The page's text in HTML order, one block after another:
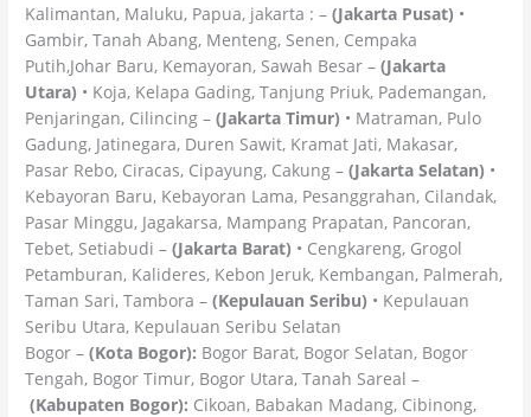
Kalimantan, Maluku, Papua, jakarta : –(Jakarta Pusat) •
Gambir, Tanah Abang, Menteng, Senen, Cempaka
Putih,Johar Baru, Kemayoran, Sawah Besar –(Jakarta
Utara) • Koja, Kelapa Gading, Tanjung Priuk, Pademangan,
Penjaringan, Cilincing –(Jakarta Timur) • Matraman, Pulo
Gadung, Jatinegara, Duren Sawit, Kramat Jati, Makasar,
Pasar Rebo, Ciracas, Cipayung, Cakung –(Jakarta Selatan) •
Kebayoran Baru, Kebayoran Lama, Pesanggrahan, Cilandak,
Pasar Minggu, Jagakarsa, Mampang Prapatan, Pancoran,
Tebet, Setiabudi –(Jakarta Barat) • Cengkareng, Grogol
Petamburan, Kalideres, Kebon Jeruk, Kembangan, Palmerah,
Taman Sari, Tambora –(Kepulauan Seribu) • Kepulauan
Seribu Utara, Kepulauan Seribu Selatan
Bogor –(Kota Bogor): Bogor Barat, Bogor Selatan, Bogor
Tengah, Bogor Timur, Bogor Utara, Tanah Sareal –
(Kabupaten Bogor): Cikoan, Babakan Madang, Cibinong,